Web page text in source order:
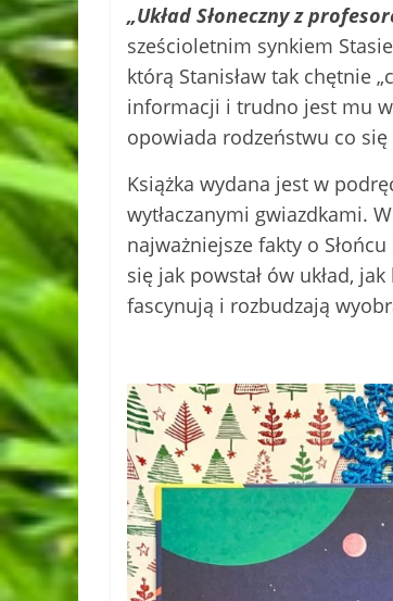
„Układ Słoneczny z
sześcioletnim synkiem
którą Stanisław tak chętnie
informacji i trudno jest mu
opowiada rodzeństwu co
Książka wydana jest w
wytłaczanymi gwiazdkami.
najważniejsze fakty o
się jak powstał ów układ,
fascynują i rozbudzają